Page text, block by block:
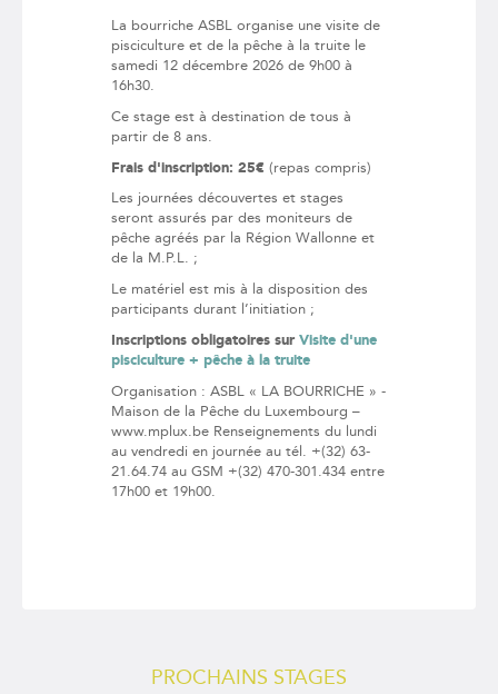
La bourriche ASBL organise une visite de
pisciculture et de la pêche à la truite le
samedi 12 décembre 2026 de 9h00 à
16h30.
Ce stage est à destination de tous à
partir de 8 ans.
Frais d'inscription: 25€ (repas compris)
Les journées découvertes et stages
seront assurés par des moniteurs de
pêche agréés par la Région Wallonne et
de la M.P.L. ;
Le matériel est mis à la disposition des
participants durant l’initiation ;
Inscriptions obligatoires sur Visite d'une
pisciculture + pêche à la truite
Organisation : ASBL « LA BOURRICHE » -
Maison de la Pêche du Luxembourg –
www.mplux.be Renseignements du lundi
au vendredi en journée au tél. +(32) 63-
21.64.74 au GSM +(32) 470-301.434 entre
17h00 et 19h00.
PROCHAINS STAGES